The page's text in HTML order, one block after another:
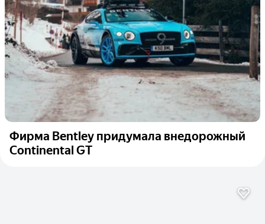
Фирма Bentley придумала внедорожный
Continental GT